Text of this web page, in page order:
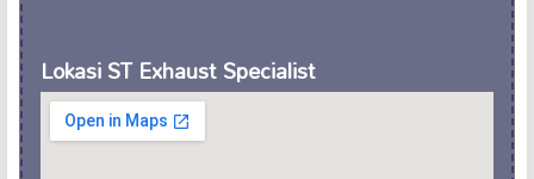
Lokasi ST Exhaust Specialist